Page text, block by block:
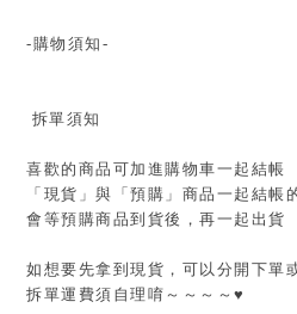
-購物須知-
拆單須知
喜歡的商品可加進購物車一起結帳
「現貨」與「預購」商品一起結帳
會等預購商品到貨後，再一起出貨
如想要先拿到現貨，可以分開下單
拆單運費須自理唷～～～～♥️